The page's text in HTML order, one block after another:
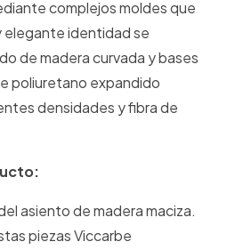
complejos moldes que
elegante identidad se
de madera curvada y bases
poliuretano expandido
densidades y fibra de
asiento de madera maciza.
piezas Viccarbe